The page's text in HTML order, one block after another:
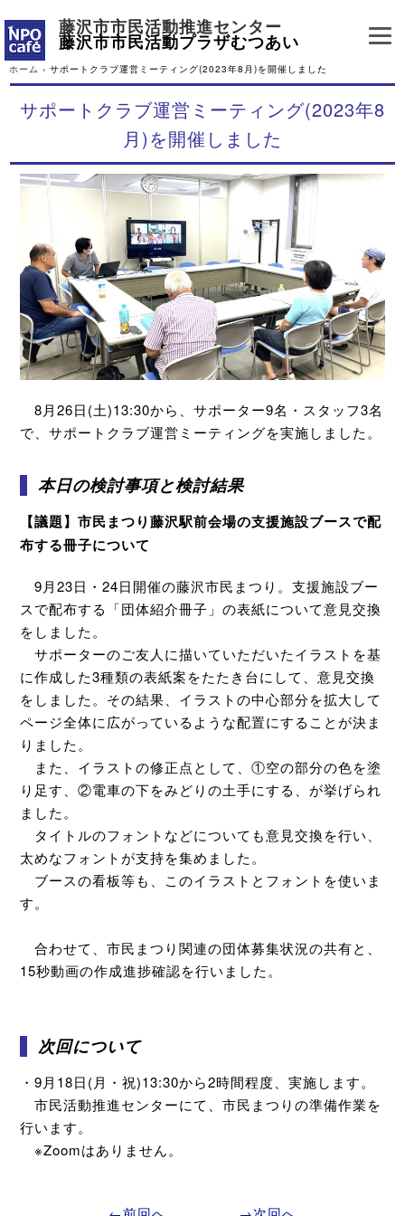
藤沢市市民活動推進センター
藤沢市市民活動プラザむつあい
ホーム › サポートクラブ運営ミーティング(2023年8月)を開催しました
サポートクラブ運営ミーティング(2023年8
月)を開催しました
8月26日(土)13:30から、サポーター9名・スタッフ3名
で、サポートクラブ運営ミーティングを実施しました。
本日の検討事項と検討結果
【議題】市民まつり藤沢駅前会場の支援施設ブースで配
布する冊子について
9月23日・24日開催の藤沢市民まつり。支援施設ブー
スで配布する「団体紹介冊子」の表紙について意見交換
をしました。
サポーターのご友人に描いていただいたイラストを基
に作成した3種類の表紙案をたたき台にして、意見交換
をしました。その結果、イラストの中心部分を拡大して
ページ全体に広がっているような配置にすることが決ま
りました。
また、イラストの修正点として、①空の部分の色を塗
り足す、②電車の下をみどりの土手にする、が挙げられ
ました。
タイトルのフォントなどについても意見交換を行い、
太めなフォントが支持を集めました。
ブースの看板等も、このイラストとフォントを使いま
す。
合わせて、市民まつり関連の団体募集状況の共有と、
15秒動画の作成進捗確認を行いました。
次回について
・9月18日(月・祝)13:30から2時間程度、実施します。
市民活動推進センターにて、市民まつりの準備作業を
行います。
※Zoomはありません。